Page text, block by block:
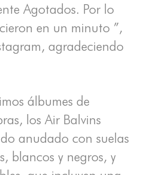
Agotados. Por lo
en un minuto ”,
agradeciendo
álbumes de
los Air Balvins
anudado con suelas
blancos y negros, y